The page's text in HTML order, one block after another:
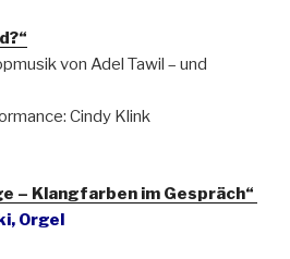
von Adel Tawil – und
Cindy Klink
– Klangfarben im Gespräch“
Orgel